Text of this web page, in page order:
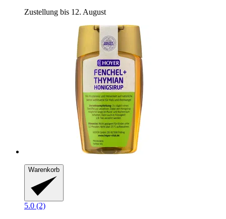
Zustellung bis 12. August
Warenkorb
5.0 (2)